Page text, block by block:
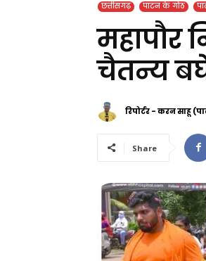
छत्तीसगढ़ पाटन के गोठ
महापौर
चैतन्य
रिपोर्टर - करन साहू
Share